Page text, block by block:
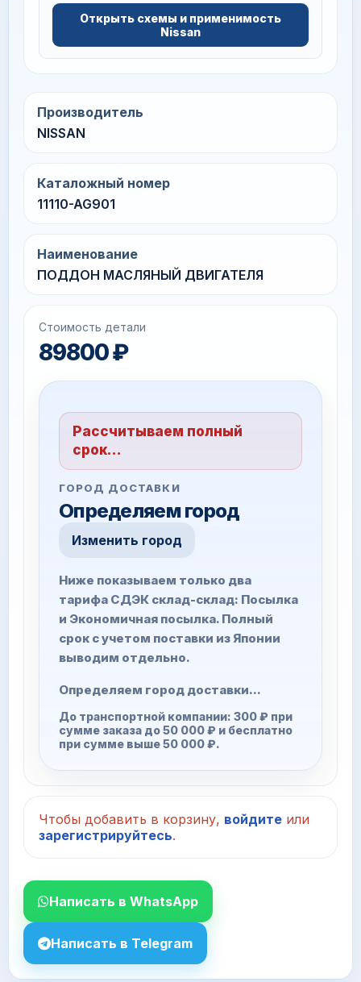
Производитель
NISSAN
Каталожный номер
11110-AG901
Наименование
ПОДДОН МАСЛЯНЫЙ ДВИГАТЕЛЯ
Стоимость детали
89800 ₽
Рассчитываем полный
срок…
ГОРОД ДОСТАВКИ
Определяем город
Изменить город
Ниже показываем только два
тарифа СДЭК склад-склад: Посылка
и Экономичная посылка. Полный
срок с учетом поставки из Японии
выводим отдельно.
Определяем город доставки...
До транспортной компании: 300 ₽ при
сумме заказа до 50 000 ₽ и бесплатно
при сумме выше 50 000 ₽.
Чтобы добавить в корзину, войдите или
зарегистрируйтесь.
Написать в WhatsApp
Написать в Telegram
Открыть схемы и применимость
Nissan